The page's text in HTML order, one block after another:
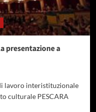
presentazione a
lavoro interistituzionale
culturale PESCARA